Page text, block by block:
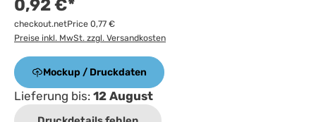
0,92 €*
checkout.netPrice 0,77 €
Preise inkl. MwSt. zzgl. Versandkosten
Mockup / Druckdaten
Lieferung bis: 12 August